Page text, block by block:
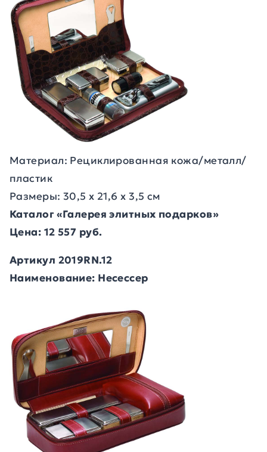
Материал: Рециклированная кожа/металл/
пластик
Размеры: 30,5 х 21,6 х 3,5 см
Каталог «Галерея элитных подарков»
Цена: 12 557 руб.
Артикул 2019RN.12
Наименование: Несессер